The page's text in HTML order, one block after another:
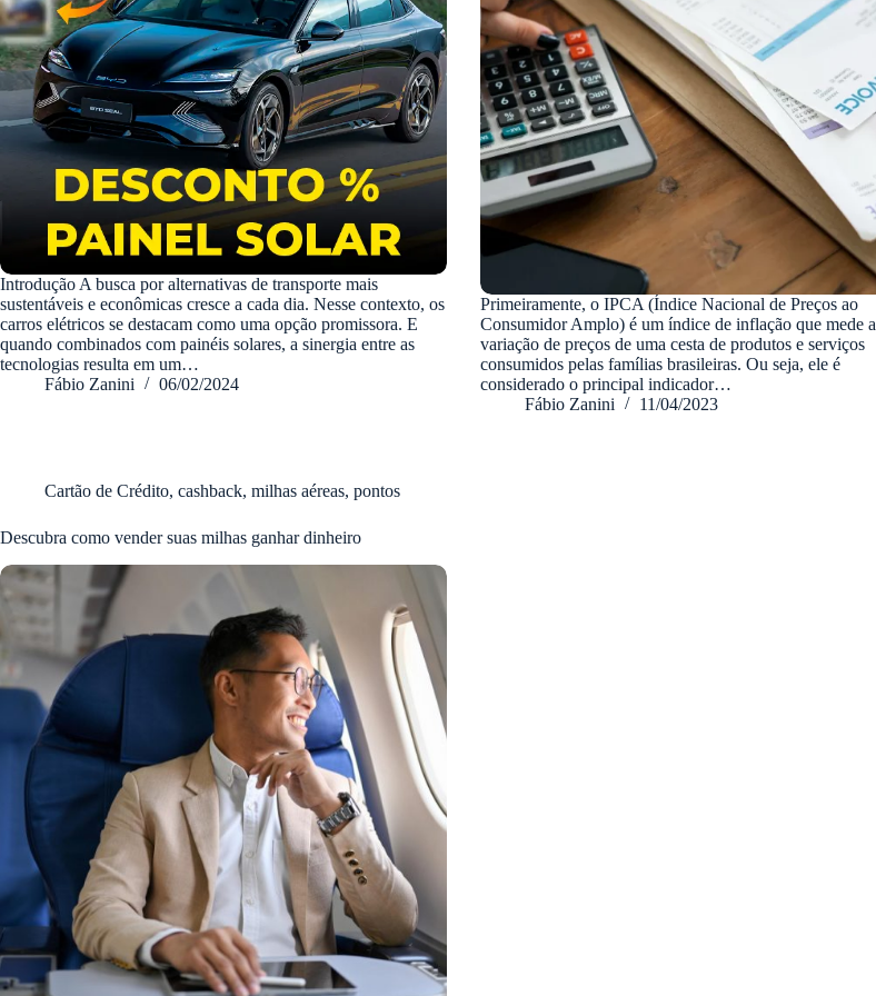
Introdução A busca por alternativas de transporte mais
sustentáveis e econômicas cresce a cada dia. Nesse contexto, os
carros elétricos se destacam como uma opção promissora. E
quando combinados com painéis solares, a sinergia entre as
tecnologias resulta em um…
Fábio Zanini
06/02/2024
Primeiramente, o IPCA (Índice Nacional de Preços ao
Consumidor Amplo) é um índice de inflação que mede a
variação de preços de uma cesta de produtos e serviços
consumidos pelas famílias brasileiras. Ou seja, ele é
considerado o principal indicador…
Fábio Zanini
11/04/2023
Cartão de Crédito, cashback, milhas aéreas, pontos
Descubra como vender suas milhas ganhar dinheiro